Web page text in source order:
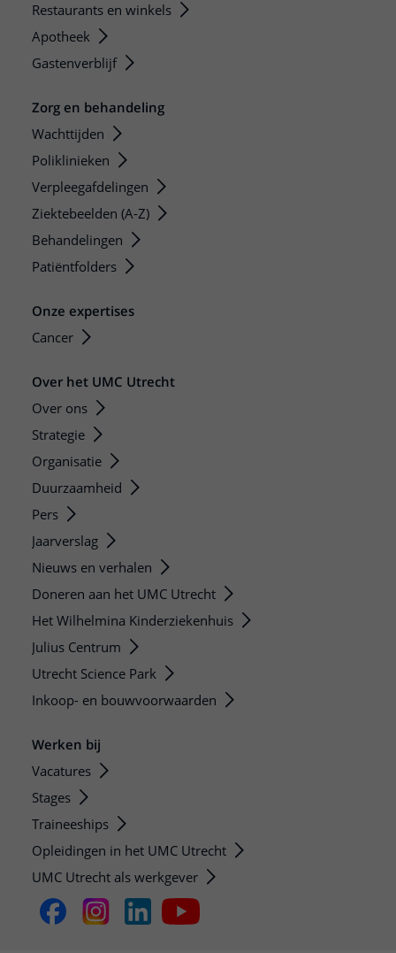
Restaurants en winkels
Apotheek
Gastenverblijf
Zorg en behandeling
Wachttijden
Poliklinieken
Verpleegafdelingen
Ziektebeelden (A-Z)
Behandelingen
Patiëntfolders
Onze expertises
Cancer
Over het UMC Utrecht
Over ons
Strategie
Organisatie
Duurzaamheid
Pers
Jaarverslag
Nieuws en verhalen
Doneren aan het UMC Utrecht
Het Wilhelmina Kinderziekenhuis
Julius Centrum
Utrecht Science Park
Inkoop- en bouwvoorwaarden
Werken bij
Vacatures
Stages
Traineeships
Opleidingen in het UMC Utrecht
UMC Utrecht als werkgever